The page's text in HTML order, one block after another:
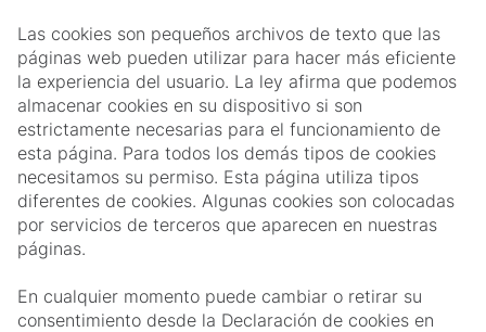
Las cookies son pequeños archivos de texto que las
páginas web pueden utilizar para hacer más eficiente
la experiencia del usuario. La ley afirma que podemos
almacenar cookies en su dispositivo si son
estrictamente necesarias para el funcionamiento de
esta página. Para todos los demás tipos de cookies
necesitamos su permiso. Esta página utiliza tipos
diferentes de cookies. Algunas cookies son colocadas
por servicios de terceros que aparecen en nuestras
páginas.
En cualquier momento puede cambiar o retirar su
consentimiento desde la Declaración de cookies en